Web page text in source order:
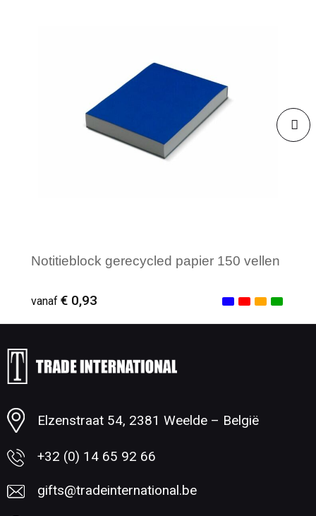
Notitieblock gerecycled papier 150 vellen
vanaf € 0,93
Minimale afname: 1
Elzenstraat 54, 2381 Weelde – België
+32 (0) 14 65 92 66
gifts@tradeinternational.be